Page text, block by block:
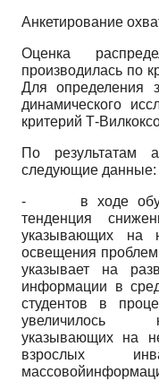
Анкетирование
Оценка
производилась по
Для определения
динамического
критерий Т-
По результатам
следующие данные:
- в ходе
тенденция
указывающих на
освещения проблем
указывает на
информации в
студентов в
увеличилось
указывающих на
взрослых